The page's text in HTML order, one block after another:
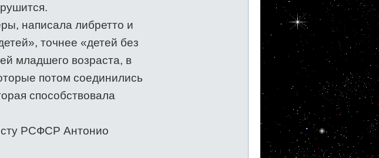
написала либретто и
точнее «детей без
младшего возраста, в
потом соединились
способствовала
РСФСР Антонио